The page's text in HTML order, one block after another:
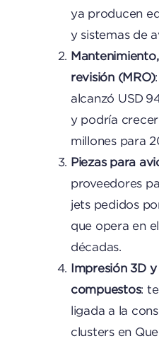
ya producen
y sistemas de
revisión (MRO)
alcanzó USD
y podría crecer
millones para
Piezas para
proveedores
jets pedidos
que opera en
décadas.
Impresión 3D
compuestos:
ligada a la
clusters en